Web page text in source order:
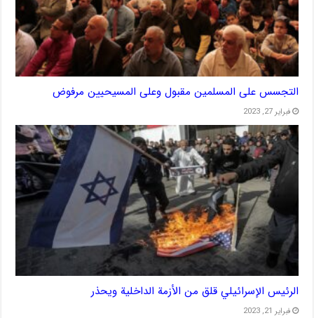
التجسس على المسلمين مقبول وعلى المسيحيين مرفوض
فبراير 27, 2023
الرئيس الإسرائيلي قلق من الأزمة الداخلية ويحذر
فبراير 21, 2023